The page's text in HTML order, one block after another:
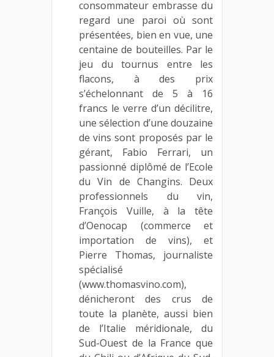
consommateur embrasse du
regard une paroi où sont
présentées, bien en vue, une
centaine de bouteilles. Par le
jeu du tournus entre les
flacons, à des prix
s’échelonnant de 5 à 16
francs le verre d’un décilitre,
une sélection d’une douzaine
de vins sont proposés par le
gérant, Fabio Ferrari, un
passionné diplômé de l’Ecole
du Vin de Changins. Deux
professionnels du vin,
François Vuille, à la tête
d’Oenocap (commerce et
importation de vins), et
Pierre Thomas, journaliste
spécialisé
(www.thomasvino.com),
dénicheront des crus de
toute la planète, aussi bien
de l’Italie méridionale, du
Sud-Ouest de la France que